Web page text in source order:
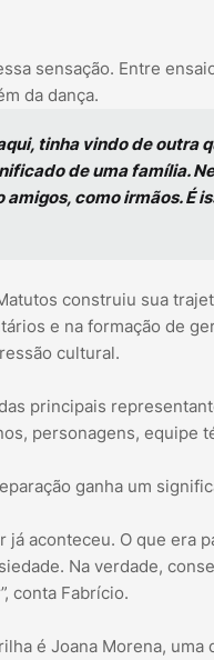
sensação. Entre
da dança.
tinha vindo de outra
de uma família.
como irmãos. É
construiu sua
e na formação de
cultural.
principais
personagens, equipe
ganha um
aconteceu. O que era
Na verdade,
conta Fabrício.
é Joana Morena,